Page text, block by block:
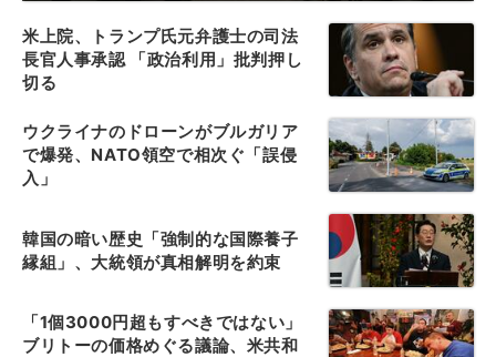
米上院、トランプ氏元弁護士の司法
長官人事承認 「政治利用」批判押し
切る
ウクライナのドローンがブルガリア
で爆発、NATO領空で相次ぐ「誤侵
入」
韓国の暗い歴史「強制的な国際養子
縁組」、大統領が真相解明を約束
「1個3000円超もすべきではない」
ブリトーの価格めぐる議論、米共和